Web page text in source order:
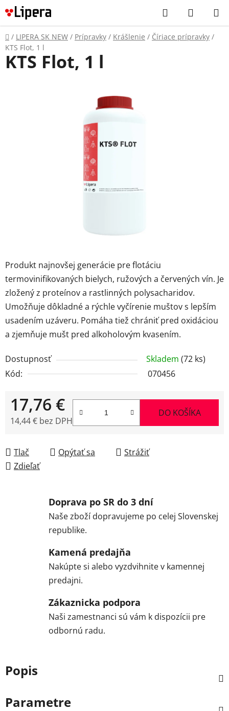
Prejsť
na
obsah
Hľadať
KOŠÍK
Domov
/ LIPERA SK NEW / Prípravky / Krášlenie / Číriace prípravky /
KTS Flot, 1 l
Produkt najnovšej generácie pre flotáciu
termovinifikovaných bielych, ružových a červených vín. Je
zložený z proteínov a rastlinných polysacharidov.
Umožňuje dôkladné a rýchle vyčírenie muštov s lepším
usadením uzáveru. Pomáha tiež chrániť pred oxidáciou
a zjemňuje mušt pred alkoholovým kvasením.
Dostupnosť Skladem (72 ks)
Kód:
070456
17,76 €
14,44 € bez DPH
DO KOŠÍKA
Tlač Opýtať sa
Strážiť
Zdieľať
KTS Flot, 1 l
Doprava po SR do 3 dní
Naše zboží dopravujeme po celej Slovenskej
republike.
Kamená predajňa
Nakúpte si alebo vyzdvihnite v kamennej
predajni.
Zákaznicka podpora
Naši zamestnanci sú vám k dispozícii pre
odbornú radu.
Popis
Parametre